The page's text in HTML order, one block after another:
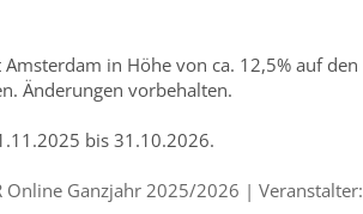
Amsterdam in Höhe von ca. 12,5% auf den
Änderungen vorbehalten.
bis 31.10.2026.
Online Ganzjahr 2025/2026 | Veranstalter: